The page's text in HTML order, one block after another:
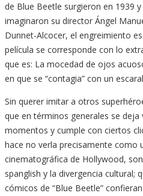
de Blue Beetle surgieron en 1939
imaginaron su director Ángel
Dunnet-Alcocer, el engreimiento
película se corresponde con lo
que es: La mocedad de ojos
en que se “contagia” con un
Sin querer imitar a otros
que en términos generales se
momentos y cumple con ciertos
hace no verla precisamente como
cinematográfica de Hollywood,
spanglish y la divergencia cultural;
cómicos de “Blue Beetle”